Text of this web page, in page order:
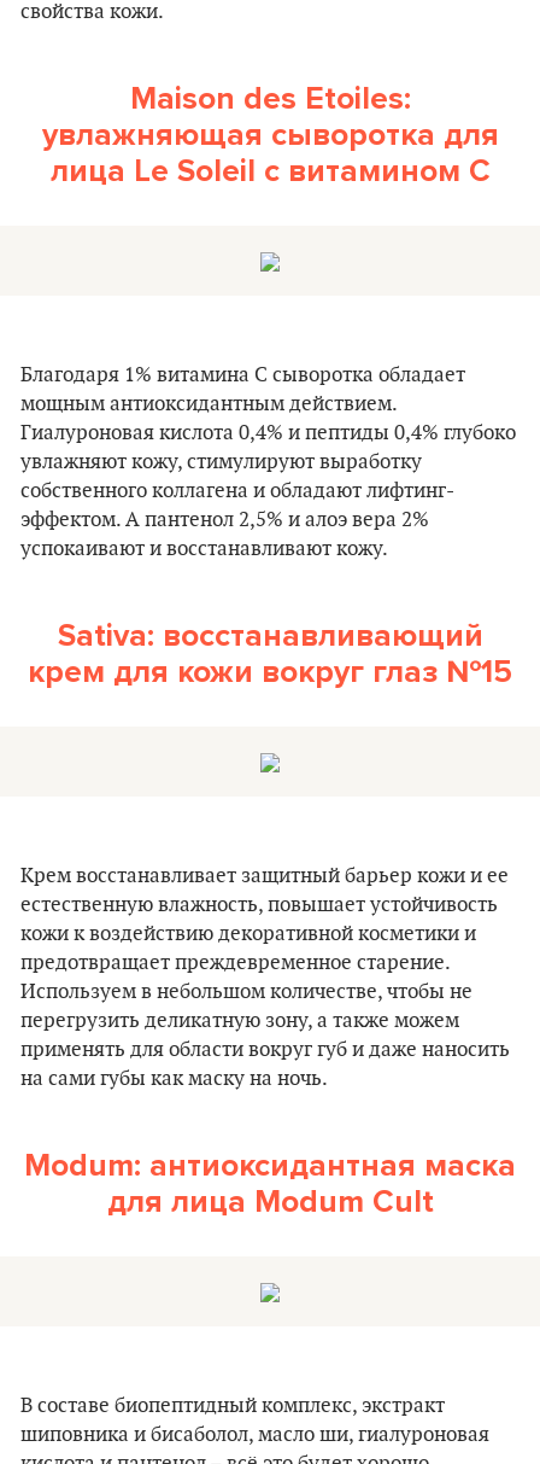
свойства кожи.
Maison des Etoiles:
увлажняющая сыворотка для
лица Le Soleil с витамином C
Благодаря 1% витамина С сыворотка обладает
мощным антиоксидантным действием.
Гиалуроновая кислота 0,4% и пептиды 0,4% глубоко
увлажняют кожу, стимулируют выработку
собственного коллагена и обладают лифтинг-
эффектом. А пантенол 2,5% и алоэ вера 2%
успокаивают и восстанавливают кожу.
Sativa: восстанавливающий
крем для кожи вокруг глаз №15
Крем восстанавливает защитный барьер кожи и ее
естественную влажность, повышает устойчивость
кожи к воздействию декоративной косметики и
предотвращает преждевременное старение.
Используем в небольшом количестве, чтобы не
перегрузить деликатную зону, а также можем
применять для области вокруг губ и даже наносить
на сами губы как маску на ночь.
Modum: антиоксидантная маска
для лица Modum Cult
В составе биопептидный комплекс, экстракт
шиповника и бисаболол, масло ши, гиалуроновая